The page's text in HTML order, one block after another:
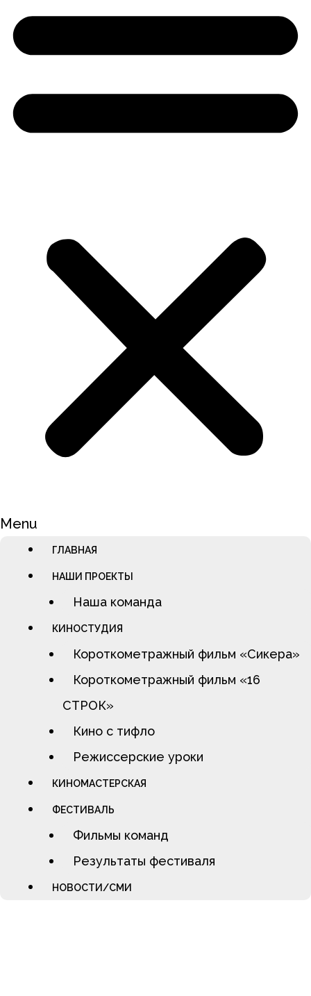
Menu
ГЛАВНАЯ
НАШИ ПРОЕКТЫ
Наша команда
КИНОСТУДИЯ
Короткометражный фильм «Сикера»
Короткометражный фильм «16
СТРОК»
Кино с тифло
Режиссерские уроки
КИНОМАСТЕРСКАЯ
ФЕСТИВАЛЬ
Фильмы команд
Результаты фестиваля
НОВОСТИ/СМИ